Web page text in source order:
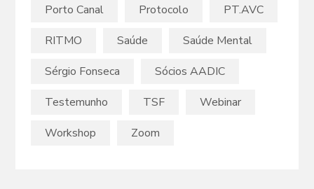
Porto Canal
Protocolo
PT.AVC
RITMO
Saúde
Saúde Mental
Sérgio Fonseca
Sócios AADIC
Testemunho
TSF
Webinar
Workshop
Zoom